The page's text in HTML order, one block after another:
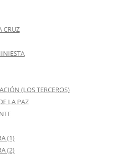
CRUZ
(LOS TERCEROS)
LA PAZ
(1)
(2)